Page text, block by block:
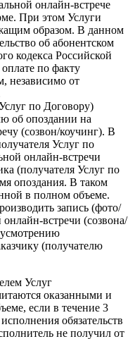
онлайн-встрече
При этом Услуги
образом. В данном
об абонентском
кодекса Российской
по факту
независимо от
по Договору)
об опоздании на
(созвон/коучинг). В
Услуг по
онлайн-встречи
(получателя Услуг по
опоздания. В таком
в полном объеме.
запись (фото/
встречи (созвона/
(получателю
Услуг
оказанными и
если в течение 3
обязательств
не получил от